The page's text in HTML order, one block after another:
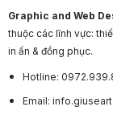
Graphic and Web
thuộc các lĩnh vực:
in ấn & đồng phục.
Hotline:
Email: